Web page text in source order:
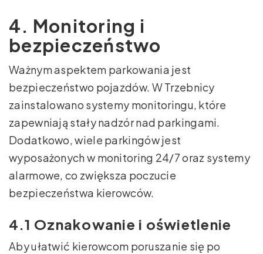
4. Monitoring i
bezpieczeństwo
Ważnym aspektem parkowania jest
bezpieczeństwo pojazdów. W Trzebnicy
zainstalowano systemy monitoringu, które
zapewniają stały nadzór nad parkingami.
Dodatkowo, wiele parkingów jest
wyposażonych w monitoring 24/7 oraz systemy
alarmowe, co zwiększa poczucie
bezpieczeństwa kierowców.
4.1 Oznakowanie i oświetlenie
Aby ułatwić kierowcom poruszanie się po